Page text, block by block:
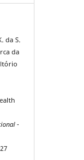
da S.
da
-